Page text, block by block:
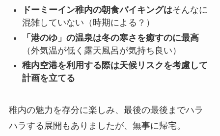
ドーミーイン稚内の朝食バイキングはそんなに
混雑していない（時期による？）
「港のゆ」の温泉は冬の寒さを癒すのに最高
（外気温が低く露天風呂が気持ち良い）
稚内空港を利用する際は天候リスクを考慮して
計画を立てる
稚内の魅力を存分に楽しみ、最後の最後までハラ
ハラする展開もありましたが、無事に帰宅。